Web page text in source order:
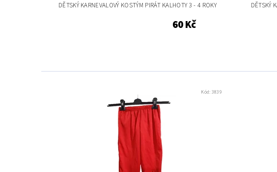
DĚTSKÝ KARNEVALOVÝ KOSTÝM PIRÁT KALHOTY 3 - 4 ROKY
60 Kč
DĚTSKÝ
Kód: 3839